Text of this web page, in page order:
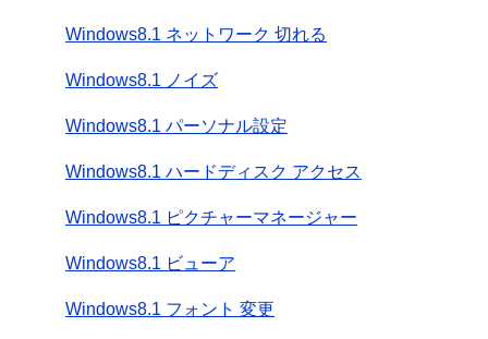
Windows8.1 ネットワーク 切れる
Windows8.1 ノイズ
Windows8.1 パーソナル設定
Windows8.1 ハードディスク アクセス
Windows8.1 ピクチャーマネージャー
Windows8.1 ビューア
Windows8.1 フォント 変更